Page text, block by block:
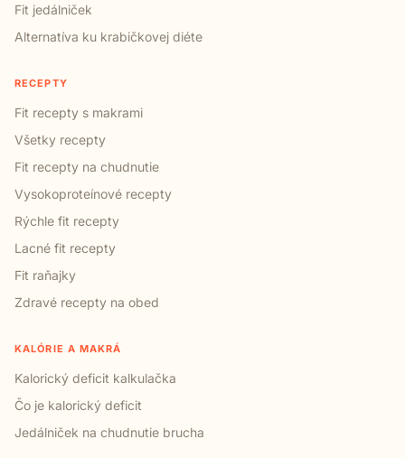
Fit jedálniček
Alternatíva ku krabičkovej diéte
RECEPTY
Fit recepty s makrami
Všetky recepty
Fit recepty na chudnutie
Vysokoproteínové recepty
Rýchle fit recepty
Lacné fit recepty
Fit raňajky
Zdravé recepty na obed
KALÓRIE A MAKRÁ
Kalorický deficit kalkulačka
Čo je kalorický deficit
Jedálniček na chudnutie brucha